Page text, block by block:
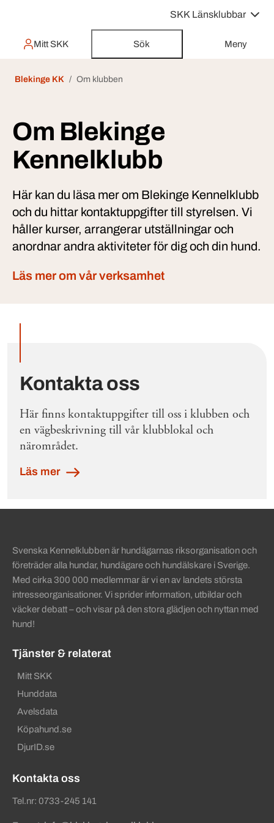
SKK Länsklubbar
Mitt SKK Sök Meny
Blekinge KK Om klubben
Om Blekinge
Kennelklubb
Här kan du läsa mer om Blekinge Kennelklubb
och du hittar kontaktuppgifter till styrelsen. Vi
håller kurser, arrangerar utställningar och
anordnar andra aktiviteter för dig och din hund.
Läs mer om vår verksamhet
Kontakta oss
Här finns kontaktuppgifter till oss i klubben och
en vägbeskrivning till vår klubblokal och
närområdet.
Läs mer
Svenska Kennelklubben är hundägarnas riksorganisation och
företräder alla hundar, hundägare och hundälskare i Sverige.
Med cirka 300 000 medlemmar är vi en av landets största
intresseorganisationer. Vi sprider information, utbildar och
väcker debatt – och visar på den stora glädjen och nyttan med
hund!
Tjänster & relaterat
Mitt SKK
Hunddata
Avelsdata
Köpahund.se
DjurID.se
Kontakta oss
Tel.nr: 0733-245 141